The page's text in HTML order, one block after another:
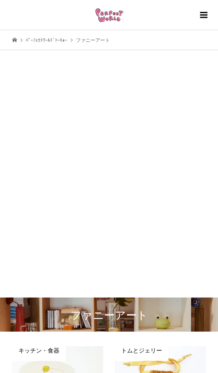
ﾊﾟｰﾌｪｸﾄﾜｰﾙﾄﾞﾄｰｷｮｰ ファニーアート
ファニーアート
キッチン・食器 トムとジェリー